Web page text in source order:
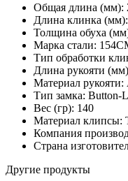
Общая длина (мм):
Длина клинка (мм):
Толщина обуха
Марка стали:
Тип обработки
Длина рукояти
Материал рукояти:
Тип замка: Button-
Вес (гр): 140
Материал клипсы:
Компания
Страна
Другие продукты